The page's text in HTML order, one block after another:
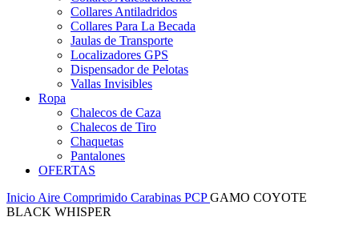
Collares Antiladridos
Collares Para La Becada
Jaulas de Transporte
Localizadores GPS
Dispensador de Pelotas
Vallas Invisibles
Ropa
Chalecos de Caza
Chalecos de Tiro
Chaquetas
Pantalones
OFERTAS
Inicio Aire Comprimido Carabinas PCPGAMO COYOTE
BLACK WHISPER